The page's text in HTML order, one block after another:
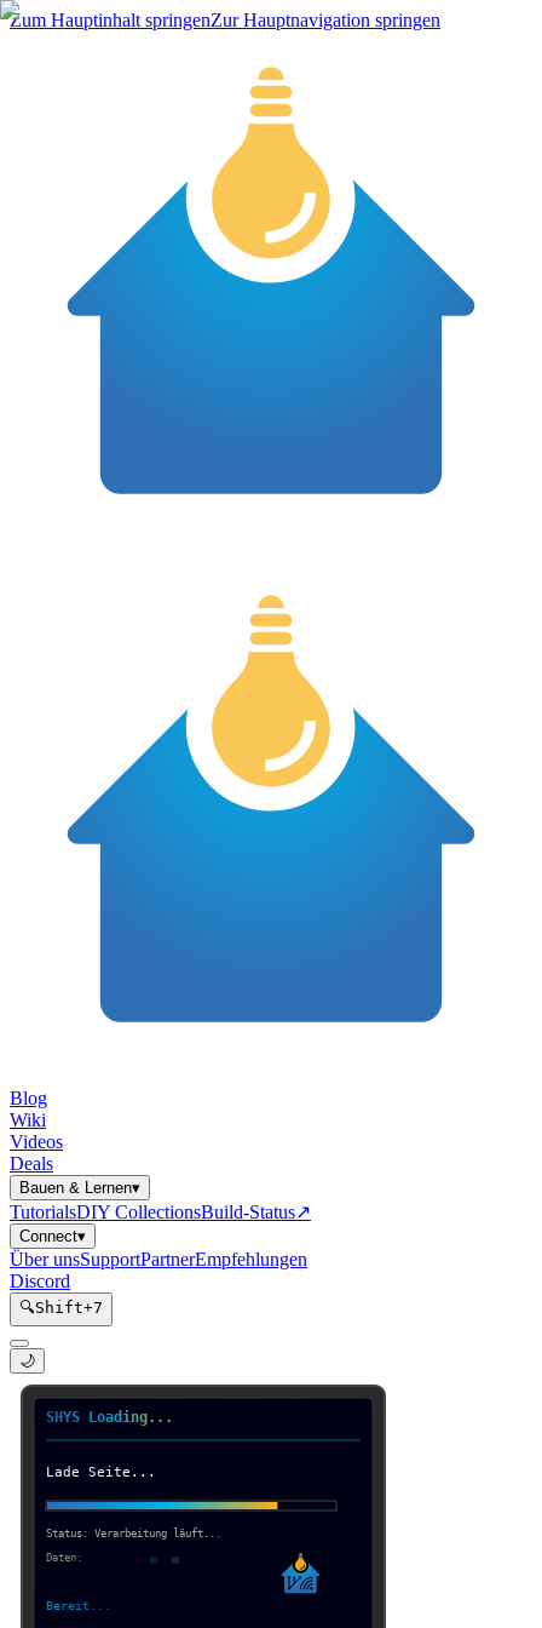
Zum Hauptinhalt springenZur Hauptnavigation springen
Blog
Wiki
Videos
Deals
Bauen & Lernen▾
TutorialsDIY CollectionsBuild-Status↗
Connect▾
Über unsSupportPartnerEmpfehlungen
Discord
🔍Shift+7
🌙
SHYS Loading...
Lade Seite...
Status: Verarbeitung läuft...
Daten:
Bereit...